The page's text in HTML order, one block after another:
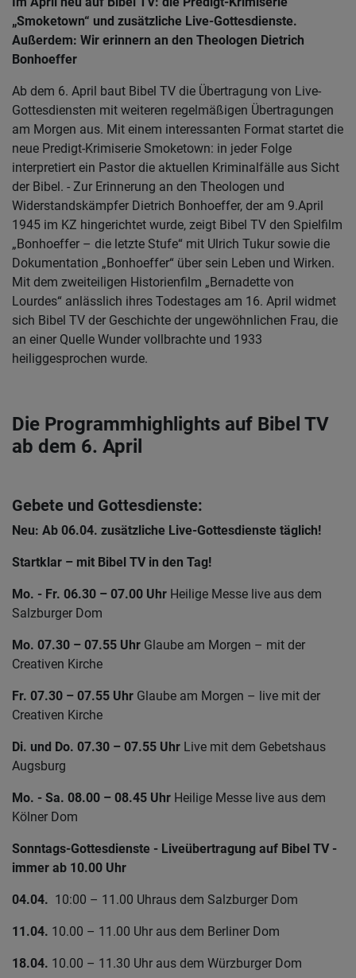
„Smoketown“ und zusätzliche Live-Gottesdienste.
Außerdem: Wir erinnern an den Theologen Dietrich
Bonhoeffer
Ab dem 6. April baut Bibel TV die Übertragung von Live-
Gottesdiensten mit weiteren regelmäßigen Übertragungen
am Morgen aus. Mit einem interessanten Format startet die
neue Predigt-Krimiserie Smoketown: in jeder Folge
interpretiert ein Pastor die aktuellen Kriminalfälle aus Sicht
der Bibel. - Zur Erinnerung an den Theologen und
Widerstandskämpfer Dietrich Bonhoeffer, der am 9.April
1945 im KZ hingerichtet wurde, zeigt Bibel TV den Spielfilm
„Bonhoeffer – die letzte Stufe“ mit Ulrich Tukur sowie die
Dokumentation „Bonhoeffer“ über sein Leben und Wirken.
Mit dem zweiteiligen Historienfilm „Bernadette von
Lourdes“ anlässlich ihres Todestages am 16. April widmet
sich Bibel TV der Geschichte der ungewöhnlichen Frau, die
an einer Quelle Wunder vollbrachte und 1933
heiliggesprochen wurde.
Die Programmhighlights auf Bibel TV
ab dem 6. April
Gebete und Gottesdienste:
Neu: Ab 06.04. zusätzliche Live-Gottesdienste täglich!
Startklar – mit Bibel TV in den Tag!
Mo. - Fr. 06.30 – 07.00 Uhr Heilige Messe live aus dem
Salzburger Dom
Mo. 07.30 – 07.55 Uhr Glaube am Morgen – mit der
Creativen Kirche
Fr. 07.30 – 07.55 Uhr Glaube am Morgen – live mit der
Creativen Kirche
Di. und Do. 07.30 – 07.55 Uhr Live mit dem Gebetshaus
Augsburg
Mo. - Sa. 08.00 – 08.45 Uhr Heilige Messe live aus dem
Kölner Dom
Sonntags-Gottesdienste - Liveübertragung auf Bibel TV -
immer ab 10.00 Uhr
04.04. 10:00 – 11.00 Uhraus dem Salzburger Dom
11.04. 10.00 – 11.00 Uhr aus dem Berliner Dom
18.04. 10.00 – 11.30 Uhr aus dem Würzburger Dom